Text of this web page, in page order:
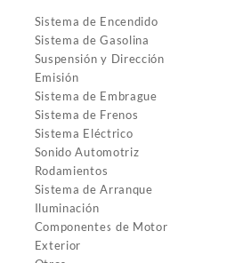
Sistema de Encendido
Sistema de Gasolina
Suspensión y Dirección
Emisión
Sistema de Embrague
Sistema de Frenos
Sistema Eléctrico
Sonido Automotriz
Rodamientos
Sistema de Arranque
Iluminación
Componentes de Motor
Exterior